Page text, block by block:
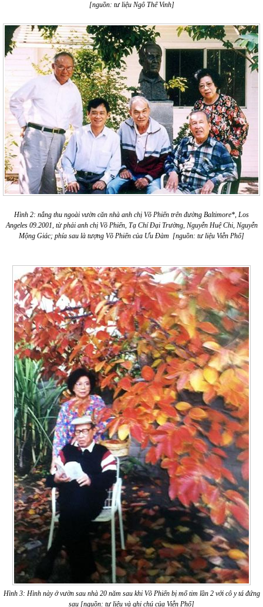
[nguồn: tư liệu Ngô Thế Vinh]
Hình 2: nắng thu ngoài vườn căn nhà anh chị Võ Phiến trên đường Baltimore*, Los
Angeles 09.2001, từ phải anh chị Võ Phiến, Tạ Chí Đại Trường, Nguyễn Huệ Chi, Nguyễn
Mộng Giác; phía sau là tượng Võ Phiến của Ưu Đàm [nguồn: tư liệu Viễn Phố]
Hình 3: Hình này ở vườn sau nhà 20 năm sau khi Võ Phiến bị mổ tim lần 2 với cô y tá đứng
sau [nguồn: tư liệu và ghi chú của Viễn Phố]